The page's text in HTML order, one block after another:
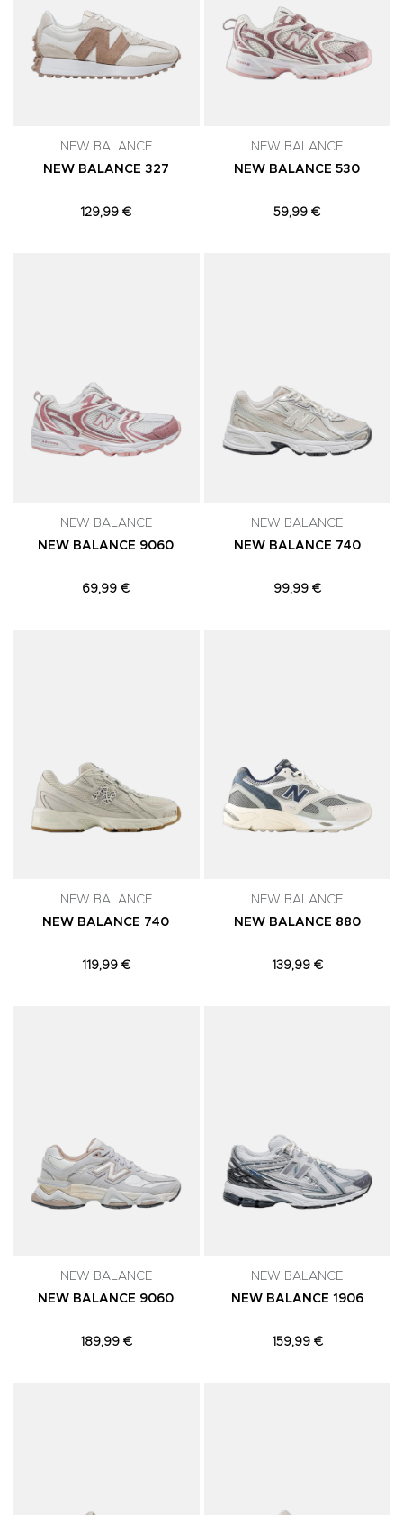
NEW BALANCE
NEW BALANCE 327
129,99 €
NEW BALANCE
NEW BALANCE 530
59,99 €
NEW BALANCE
NEW BALANCE 9060
69,99 €
NEW BALANCE
NEW BALANCE 740
99,99 €
NEW BALANCE
NEW BALANCE 740
119,99 €
NEW BALANCE
NEW BALANCE 880
139,99 €
NEW BALANCE
NEW BALANCE 9060
189,99 €
NEW BALANCE
NEW BALANCE 1906
159,99 €